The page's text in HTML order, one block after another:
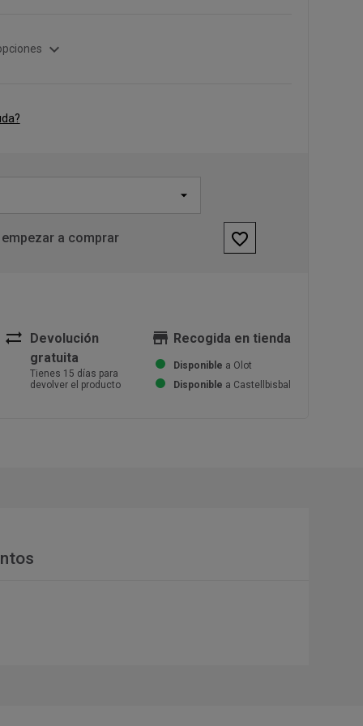
expand_more
a comprar favorite_border
sync_alt
Devolución
gratuita
Tienes 15 días para
devolver el producto
store Recogida en tienda
Disponible a Olot
Disponible a Castellbisbal